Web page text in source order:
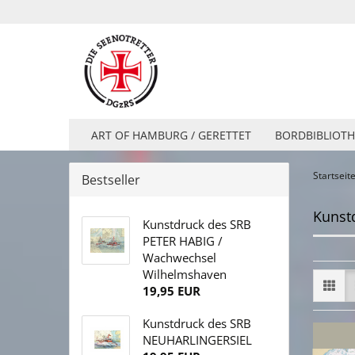
ART OF HAMBURG / GERETTET
Startseite
Bestseller
Kunstdruck des SRB
PETER HABIG /
Wachwechsel
Wilhelmshaven
19,95 EUR
Kunstdruck des SRB
NEUHARLINGERSIEL